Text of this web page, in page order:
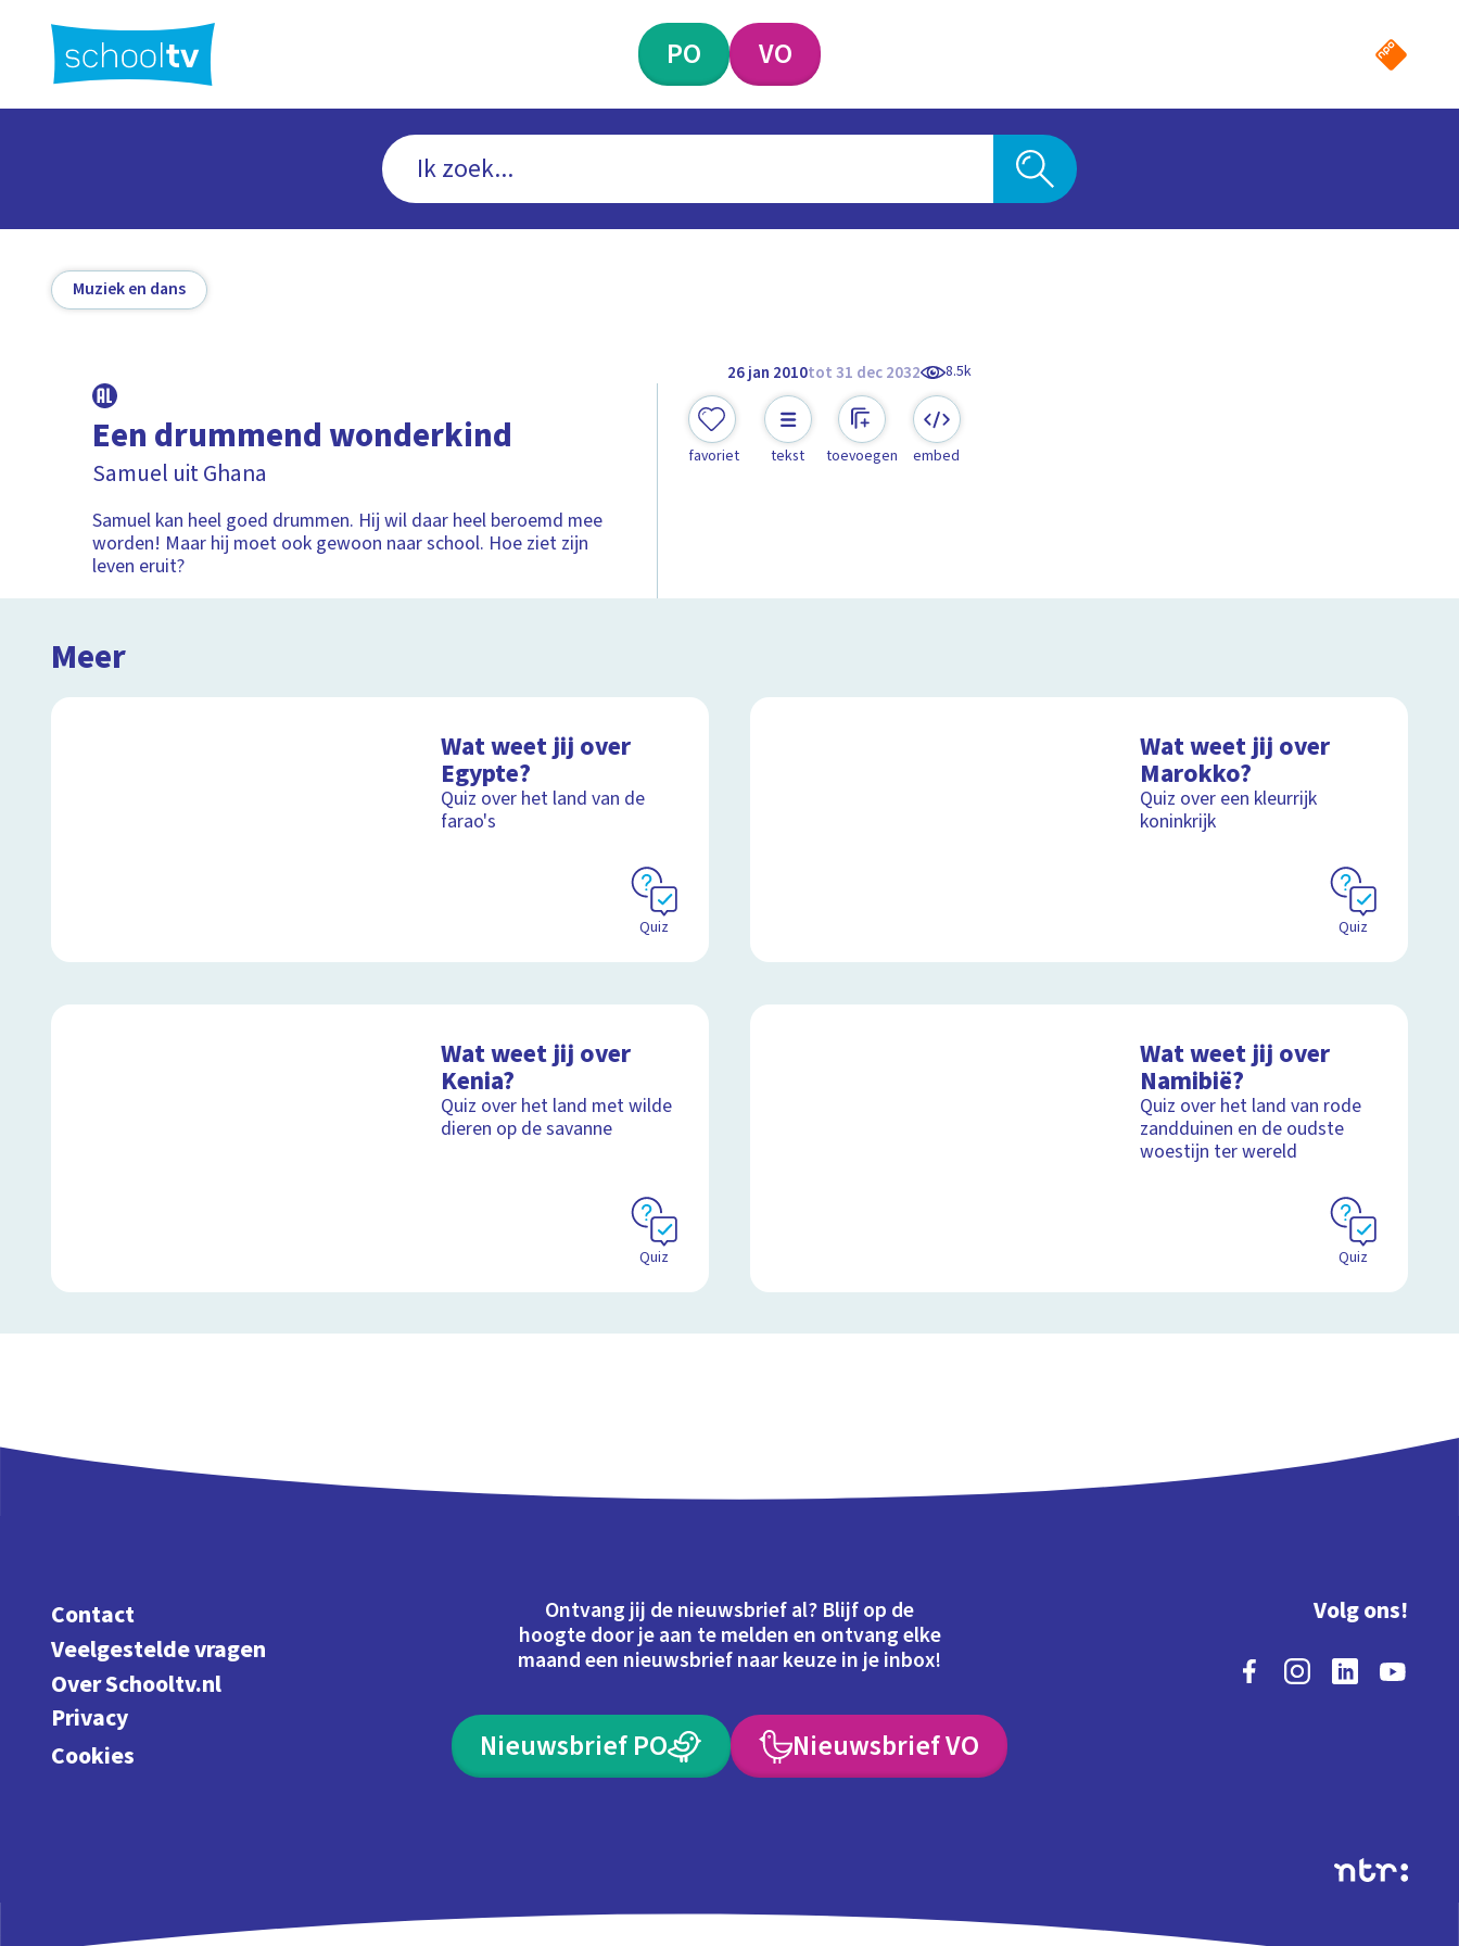
hoofdinhoud
PO VO
Muziek en dans
26 jan 2010tot 31 dec 2032 8.5k
Een drummend wonderkind
Samuel uit Ghana
Samuel kan heel goed drummen. Hij wil daar heel beroemd mee
worden! Maar hij moet ook gewoon naar school. Hoe ziet zijn
leven eruit?
favoriet tekst toevoegen embed
Meer
Wat weet jij over
Egypte?
Quiz over het land van de
farao's
Quiz
Wat weet jij over
Marokko?
Quiz over een kleurrijk
koninkrijk
Quiz
Wat weet jij over
Kenia?
Quiz over het land met wilde
dieren op de savanne
Quiz
Wat weet jij over
Namibië?
Quiz over het land van rode
zandduinen en de oudste
woestijn ter wereld
Quiz
Contact
Veelgestelde vragen
Over Schooltv.nl
Privacy
Cookies
Ontvang jij de nieuwsbrief al? Blijf op de
hoogte door je aan te melden en ontvang elke
maand een nieuwsbrief naar keuze in je inbox!
Nieuwsbrief PO Nieuwsbrief VO
Volg ons!